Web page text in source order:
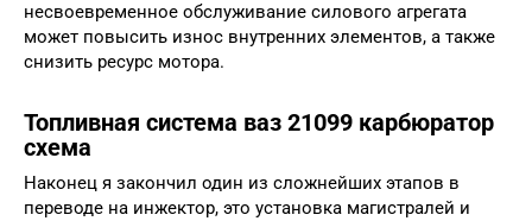
несвоевременное обслуживание силового агрегата
может повысить износ внутренних элементов, а также
снизить ресурс мотора.
Топливная система ваз 21099 карбюратор
схема
Наконец я закончил один из сложнейших этапов в
переводе на инжектор, это установка магистралей и